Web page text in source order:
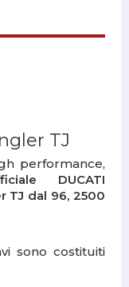
TJ
performance,
DUCATI
TJ dal 96, 2500
sono costituiti